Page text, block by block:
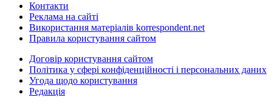
Контакти
Реклама на сайті
Використання матеріалів korrespondent.net
Правила користування сайтом
Договір користування сайтом
Політика у сфері конфіденційності і персональних даних
Угода щодо користування
Редакція